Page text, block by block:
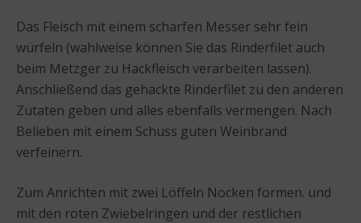
Das Fleisch mit einem scharfen Messer sehr fein
würfeln (wahlweise können Sie das Rinderfilet auch
beim Metzger zu Hackfleisch verarbeiten lassen).
Anschließend das gehackte Rinderfilet zu den anderen
Zutaten geben und alles ebenfalls vermengen. Nach
Belieben mit einem Schuss guten Weinbrand
verfeinern.
Zum Anrichten mit zwei Löffeln Nocken formen. und
mit den roten Zwiebelringen und der restlichen